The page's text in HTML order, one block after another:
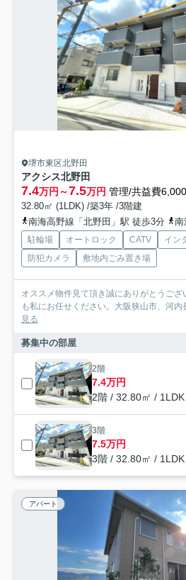
堺市東区北野田
アクシス北野田
7.4万円～7.5万円 管理/共益費
32.80㎡ (1LDK) /築3年 /3階建
南海高野線「北野田」駅 徒歩3分
南
駐輪場 オートロック CATV
イン
防犯カメラ
敷地内ごみ置き場
オススメ物件見て頂き誠にありがとうご
も私にお任せください。大阪狭山市、河内
見る
募集中の部屋
2階
7.4万円
2階 / 32.80㎡ / 1LDK
3階
7.5万円
3階 / 32.80㎡ / 1LDK
アパート